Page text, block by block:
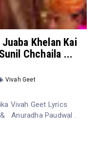
Khelan Kai
Chchaila ...
Vivah Geet
Vivah Geet Lyrics
Anuradha Paudwal .